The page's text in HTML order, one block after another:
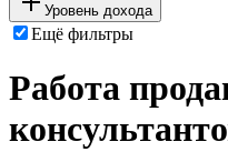
Уровень дохода
Ещё фильтры
Работа